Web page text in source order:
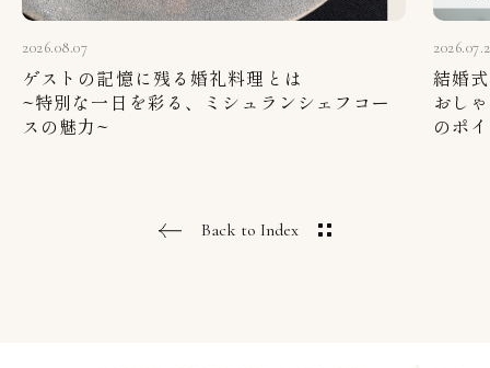
2026.08.07
ゲストの記憶に残る婚礼料理とは
~特別な一日を彩る、ミシュランシェフコー
スの魅力~
結婚
おし
のポ
Back to Index